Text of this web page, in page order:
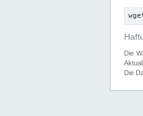
Die
Die